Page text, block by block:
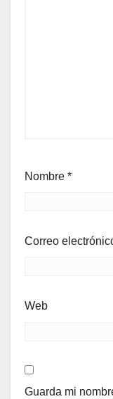
Nombre *
Correo
Web
Guarda mi